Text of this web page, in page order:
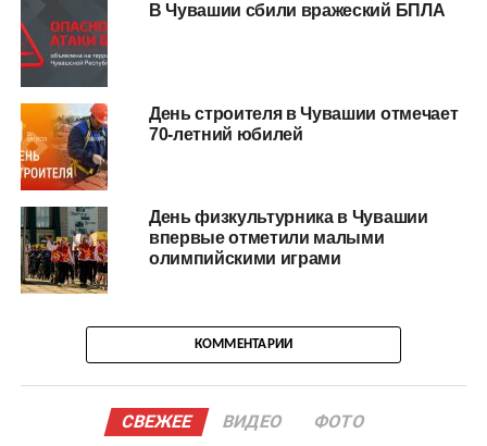
В Чувашии сбили вражеский БПЛА
День строителя в Чувашии отмечает
70-летний юбилей
День физкультурника в Чувашии
впервые отметили малыми
олимпийскими играми
КОММЕНТАРИИ
СВЕЖЕЕ ВИДЕО ФОТО